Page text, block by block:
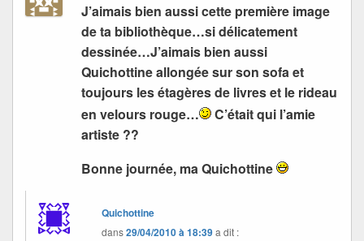
J’aimais bien aussi cette première image
de ta bibliothèque…si délicatement
dessinée…J’aimais bien aussi
Quichottine allongée sur son sofa et
toujours les étagères de livres et le rideau
en velours rouge…
C’était qui l’amie
artiste ??
Bonne journée, ma Quichottine
Quichottine
dans29/04/2010 à 18:39a dit :